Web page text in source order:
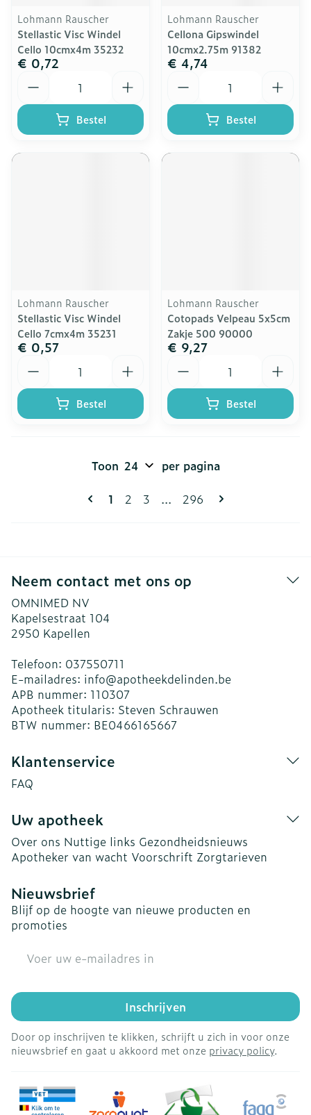
Lohmann Rauscher
Stellastic Visc Windel
Cello 10cmx4m 35232
€ 0,72
Bestel
Lohmann Rauscher
Cellona Gipswindel
10cmx2.75m 91382
€ 4,74
Bestel
Lohmann Rauscher
Stellastic Visc Windel
Cello 7cmx4m 35231
€ 0,57
Bestel
Lohmann Rauscher
Cotopads Velpeau 5x5cm
Zakje 500 90000
€ 9,27
Bestel
Pagina's
U lees momenteel pagina
1 Pagina
2 Pagina
3 ... Pagina
296
Toon per pagina
Neem contact met ons op
OMNIMED NV
Kapelsestraat 104
2950 Kapellen
Telefoon: 037550711
E-mailadres: info@apotheekdelinden.be
APB nummer: 110307
Apotheek titularis: Steven Schrauwen
BTW nummer: BE0466165667
Klantenservice
FAQ
Uw apotheek
Over ons Nuttige links Gezondheidsnieuws
Apotheker van wacht Voorschrift Zorgtarieven
Nieuwsbrief
Blijf op de hoogte van nieuwe producten en
promoties
Inschrijven
Door op inschrijven te klikken, schrijft u zich in voor onze
nieuwsbrief en gaat u akkoord met onze privacy policy.